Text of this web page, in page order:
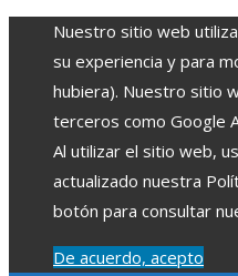
Nuestro sitio web
su experiencia y para
hubiera). Nuestro sitio
terceros como Google
Al utilizar el sitio web,
actualizado nuestra
botón para consultar
De acuerdo, acepto